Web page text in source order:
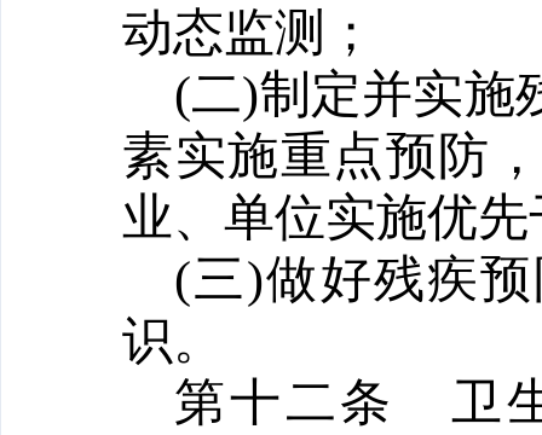
动态监测；
(二)制定并实施
素实施重点预防
业、单位实施优
(三)做好残疾
识。
第十二条 卫